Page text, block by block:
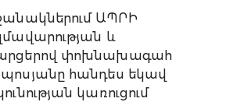
ԱՊՐԻ
և
փոխնախագահ
հանդես եկավ
կառուցում